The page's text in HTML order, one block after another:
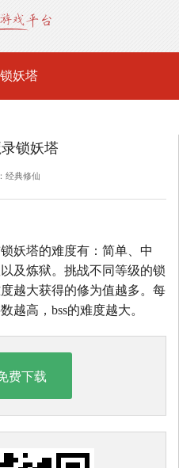
妖塔
锁妖塔
经典修仙
妖塔的难度有：简单、中
及炼狱。挑战不同等级的锁
越大获得的修为值越多。每
越高，bss的难度越大。
费下载